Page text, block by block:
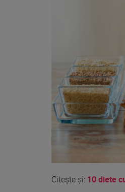
Citeşte şi: 10 diete